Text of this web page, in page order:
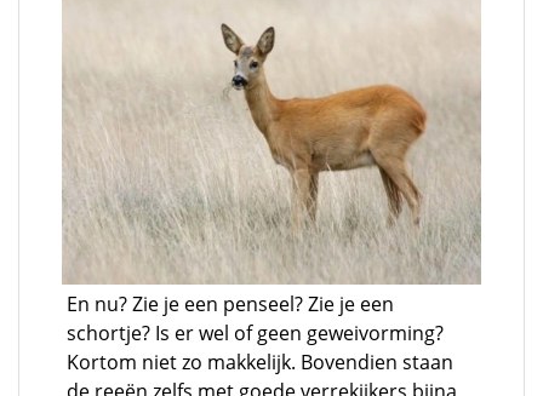
En nu? Zie je een penseel? Zie je een
schortje? Is er wel of geen geweivorming?
Kortom niet zo makkelijk. Bovendien staan